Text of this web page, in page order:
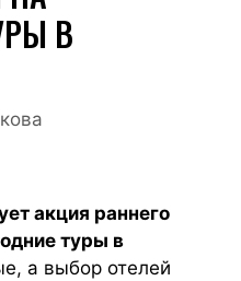
В
акция раннего
туры в
а выбор отелей